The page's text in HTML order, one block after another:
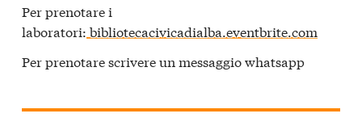
Per prenotare i
laboratori: bibliotecacivicadialba.eventbrite.com
Per prenotare scrivere un messaggio whatsapp